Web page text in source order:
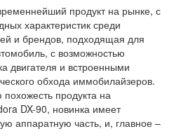
продукт на рынке, с
характеристик среди
и брендов, подходящая для
с возможностью
двигателя и встроенными
обхода иммобилайзеров.
продукта на
DX-90, новинка имеет
аппаратную часть, и, главное –